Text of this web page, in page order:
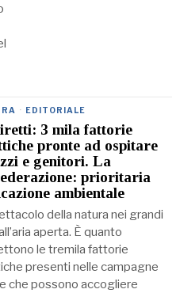
· EDITORIALE
3 mila fattorie
pronte ad ospitare
e genitori. La
prioritaria
ambientale
della natura nei grandi
aperta. È quanto
le tremila fattorie
presenti nelle campagne
che possono accogliere